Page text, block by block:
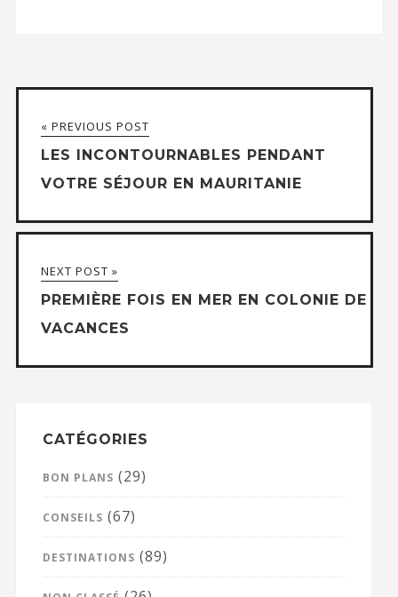
« PREVIOUS POST
LES INCONTOURNABLES PENDANT
VOTRE SÉJOUR EN MAURITANIE
NEXT POST »
PREMIÈRE FOIS EN MER EN COLONIE DE
VACANCES
CATÉGORIES
BON PLANS (29)
CONSEILS (67)
DESTINATIONS (89)